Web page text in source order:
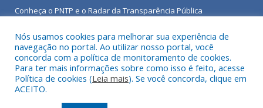
Conheça o PNTP e o Radar da Transparência Pública
Todos os direitos reservados a Câmara Municipal de Porto de
Moz.
Nós usamos cookies para melhorar sua experiência de
navegação no portal. Ao utilizar nosso portal, você
concorda com a política de monitoramento de cookies.
Para ter mais informações sobre como isso é feito, acesse
Política de cookies (Leia mais). Se você concorda, clique em
ACEITO.